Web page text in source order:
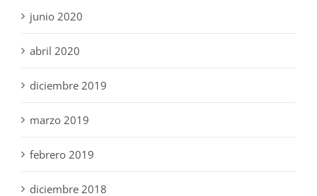
junio 2020
abril 2020
diciembre 2019
marzo 2019
febrero 2019
diciembre 2018